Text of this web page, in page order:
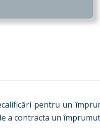
pentru un
a contracta un